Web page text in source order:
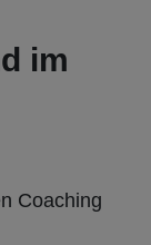
im
Coaching